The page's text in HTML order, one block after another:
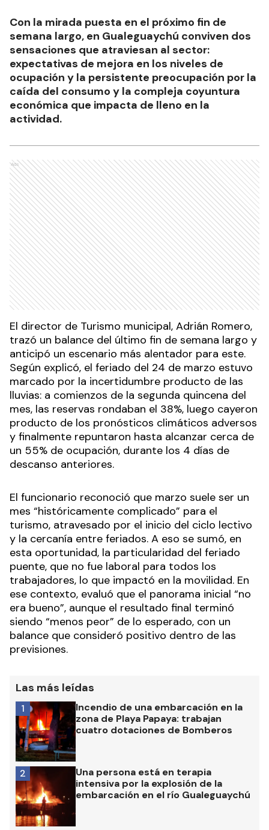
Con la mirada puesta en el próximo fin de
semana largo, en Gualeguaychú conviven dos
sensaciones que atraviesan al sector:
expectativas de mejora en los niveles de
ocupación y la persistente preocupación por la
caída del consumo y la compleja coyuntura
económica que impacta de lleno en la
actividad.
Ads
El director de Turismo municipal, Adrián Romero,
trazó un balance del último fin de semana largo y
anticipó un escenario más alentador para este.
Según explicó, el feriado del 24 de marzo estuvo
marcado por la incertidumbre producto de las
lluvias: a comienzos de la segunda quincena del
mes, las reservas rondaban el 38%, luego cayeron
producto de los pronósticos climáticos adversos
y finalmente repuntaron hasta alcanzar cerca de
un 55% de ocupación, durante los 4 días de
descanso anteriores.
El funcionario reconoció que marzo suele ser un
mes “históricamente complicado” para el
turismo, atravesado por el inicio del ciclo lectivo
y la cercanía entre feriados. A eso se sumó, en
esta oportunidad, la particularidad del feriado
puente, que no fue laboral para todos los
trabajadores, lo que impactó en la movilidad. En
ese contexto, evaluó que el panorama inicial “no
era bueno”, aunque el resultado final terminó
siendo “menos peor” de lo esperado, con un
balance que consideró positivo dentro de las
previsiones.
Las más leídas
Incendio de una embarcación en la
zona de Playa Papaya: trabajan
cuatro dotaciones de Bomberos
1
Una persona está en terapia
intensiva por la explosión de la
embarcación en el río Gualeguaychú
2